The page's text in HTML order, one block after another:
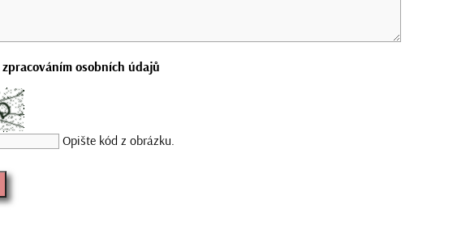
zpracováním osobních údajů
Opište kód z obrázku.